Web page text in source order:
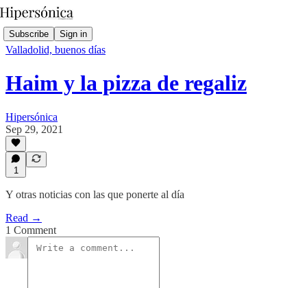
Subscribe Sign in
Valladolid, buenos días
Haim y la pizza de regaliz
Hipersónica
Sep 29, 2021
1
Y otras noticias con las que ponerte al día
Read →
1 Comment